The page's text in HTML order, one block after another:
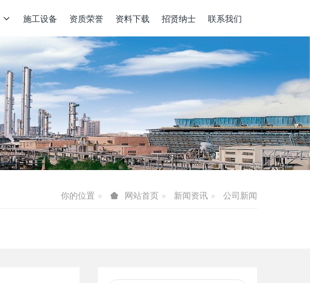
施工设备 资质荣誉 资料下载 招贤纳士 联系我们
你的位置 网站首页 新闻资讯 公司新闻